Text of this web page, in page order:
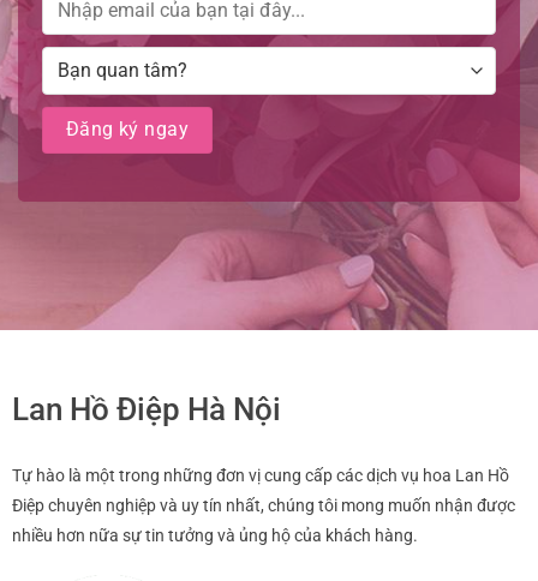
Lan Hồ Điệp Hà Nội
Tự hào là một trong những đơn vị cung cấp các dịch vụ hoa Lan Hồ
Điệp chuyên nghiệp và uy tín nhất, chúng tôi mong muốn nhận được
nhiều hơn nữa sự tin tưởng và ủng hộ của khách hàng.